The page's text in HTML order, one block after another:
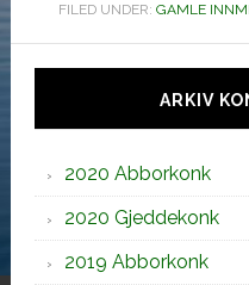
FILED UNDER: GAMLE
Hoved
ARKIV
2020 Abborkonk
2020 Gjeddekonk
2019 Abborkonk